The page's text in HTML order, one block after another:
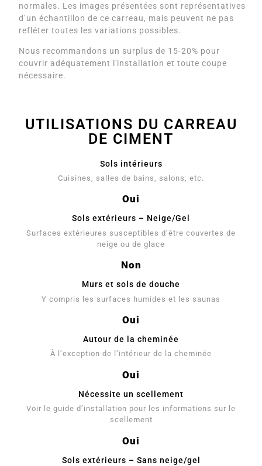
normales. Les images présentées sont représentatives
d’un échantillon de ce carreau, mais peuvent ne pas
refléter toutes les variations possibles.
Nous recommandons un surplus de 15-20% pour
couvrir adéquatement l'installation et toute coupe
nécessaire.
UTILISATIONS DU CARREAU
DE CIMENT
Sols intérieurs
Cuisines, salles de bains, salons, etc.
Oui
Sols extérieurs – Neige/Gel
Surfaces extérieures susceptibles d’être couvertes de
neige ou de glace
Non
Murs et sols de douche
Y compris les surfaces humides et les saunas
Oui
Autour de la cheminée
À l’exception de l’intérieur de la cheminée
Oui
Nécessite un scellement
Voir le guide d’installation pour les informations sur le
scellement
Oui
Sols extérieurs – Sans neige/gel